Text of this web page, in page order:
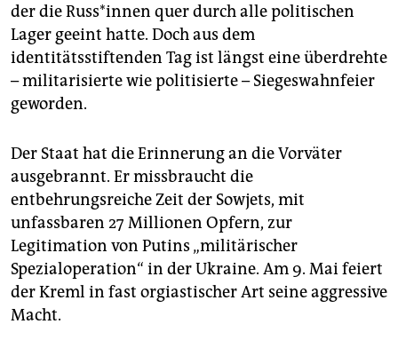
der die Rus­s*in­nen quer durch alle politischen
Lager geeint hatte. Doch aus dem
identitätsstiftenden Tag ist längst eine überdrehte
– militarisierte wie politisierte – Siegeswahnfeier
geworden.
Der Staat hat die Erinnerung an die Vorväter
ausgebrannt. Er missbraucht die
entbehrungsreiche Zeit der Sowjets, mit
unfassbaren 27 Millionen Opfern, zur
Legitimation von Putins „militärischer
Spezialoperation“ in der Ukraine. Am 9. Mai feiert
der Kreml in fast orgiastischer Art seine aggressive
Macht.